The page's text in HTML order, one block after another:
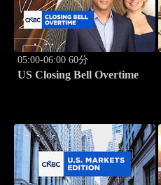
05:00-06:00 60分
US Closing Bell Overtime